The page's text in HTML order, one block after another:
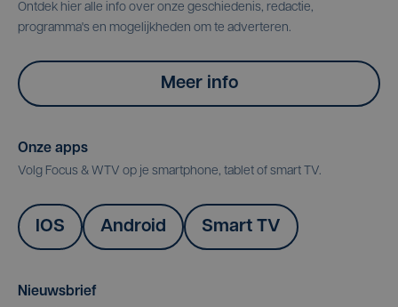
Ontdek hier alle info over onze geschiedenis, redactie,
programma's en mogelijkheden om te adverteren.
Meer info
Onze apps
Volg Focus & WTV op je smartphone, tablet of smart TV.
IOS Android Smart TV
Nieuwsbrief